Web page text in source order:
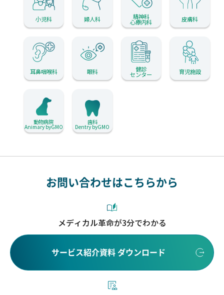
小児科 婦人科 精神科
心療内科 皮膚科
耳鼻咽喉科 眼科 健診
センター 育児施設
動物病院
Animary byGMO
歯科
Dentry byGMO
お問い合わせはこちらから
メディカル革命が3分でわかる
サービス紹介資料 ダウンロード